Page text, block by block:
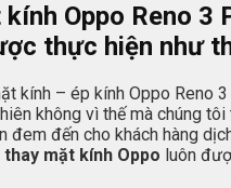
Oppo Reno 3
thực hiện như
kính – ép kính Oppo Reno
không vì thế mà chúng tôi
đem đến cho khách hàng
thay mặt kính Oppo luôn